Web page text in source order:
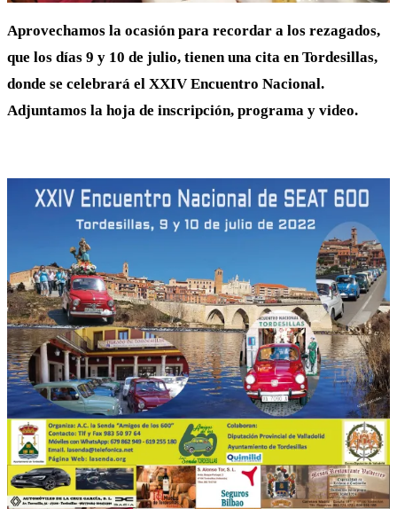
Aprovechamos la ocasión para recordar a los rezagados,
que los días 9 y 10 de julio, tienen una cita en Tordesillas,
donde se celebrará el XXIV Encuentro Nacional.
Adjuntamos la hoja de inscripción, programa y video.